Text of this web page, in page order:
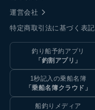
運営会社
特定商取引法に基づく表記
釣り船予約アプリ
「釣割アプリ」
1秒記入の乗船名簿
「乗船名簿クラウド」
船釣りメディア